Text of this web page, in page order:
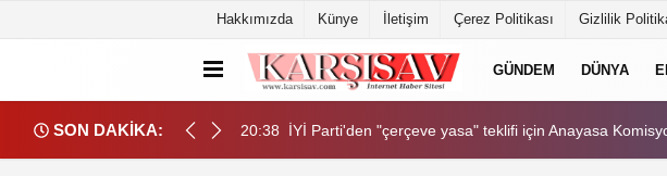
Hakkımızda Künye İletişim Çerez Politikası Gizlilik
GÜNDEM DÜNYA
SON DAKİKA:
100 milyar dolarlık ticaret hedefi ele alındı
20:38 İYİ Parti'den "çerçeve yasa" teklifi için Anayasa